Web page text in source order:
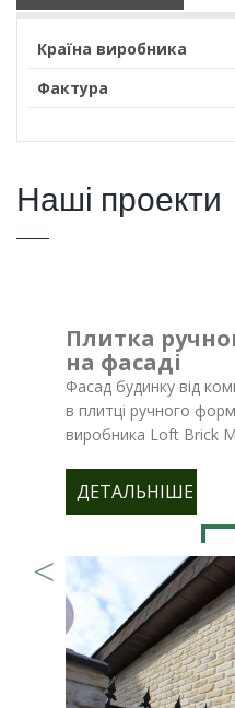
Країна виробника
Фактура
Наші проекти
Плитка
на фасаді
Фасад будинку від
в плитці ручного
виробника Loft Brick
ДЕТАЛЬНІШЕ